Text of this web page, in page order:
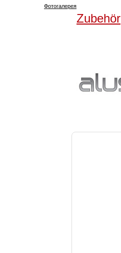
Фотогалерея
Zubehör